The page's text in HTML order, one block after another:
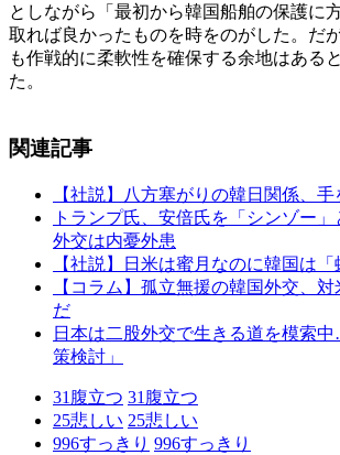
としながら「最初から韓国船舶の保護に
取れば良かったものを時をのがした。だ
も作戦的に柔軟性を確保する余地はある
た。
関連記事
【社説】八方塞がりの韓日関係、
トランプ氏、安倍氏を「シンゾー
外交は内憂外患
【社説】日米は蜜月なのに韓国は「
【コラム】孤立無援の韓国外交、
だ
日本は二股外交で生きる道を模索
策検討」
31 腹立つ 31 腹立つ
25悲しい 25悲しい
996すっきり 996すっきり